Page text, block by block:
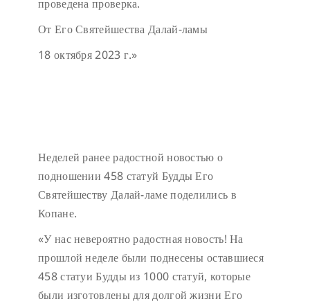
проведена проверка.
От Его Святейшества Далай-ламы
18 октября 2023 г.»
Неделей ранее радостной новостью о
подношении 458 статуй Будды Его
Святейшеству Далай-ламе поделились в
Копане.
«У нас невероятно радостная новость! На
прошлой неделе были поднесены оставшиеся
458 статуи Будды из 1000 статуй, которые
были изготовлены для долгой жизни Его